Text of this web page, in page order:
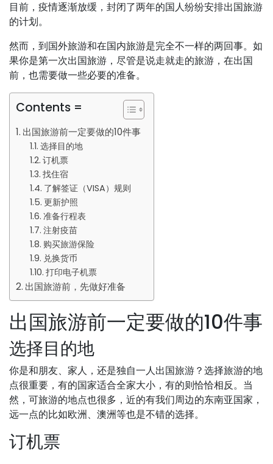
目前，疫情逐渐放缓，封闭了两年的国人纷纷安排出国旅游
的计划。
然而，到国外旅游和在国内旅游是完全不一样的两回事。如
果你是第一次出国旅游，尽管是说走就走的旅游，在出国
前，也需要做一些必要的准备。
Contents =
出国旅游前一定要做的10件事
选择目的地
订机票
找住宿
了解签证（VISA）规则
更新护照
准备行程表
注射疫苗
购买旅游保险
兑换货币
打印电子机票
出国旅游前，先做好准备
出国旅游前一定要做的10件事
选择目的地
你是和朋友、家人，还是独自一人出国旅游？选择旅游的地
点很重要，有的国家适合全家大小，有的则恰恰相反。当
然，可旅游的地点也很多，近的有我们周边的东南亚国家，
远一点的比如欧洲、澳洲等也是不错的选择。
订机票